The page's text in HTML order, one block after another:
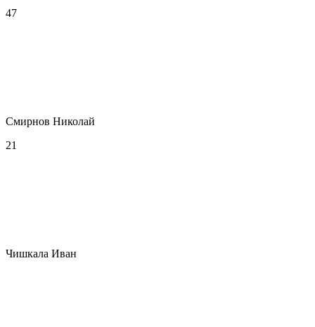
47
Смирнов Николай
21
Чишкала Иван